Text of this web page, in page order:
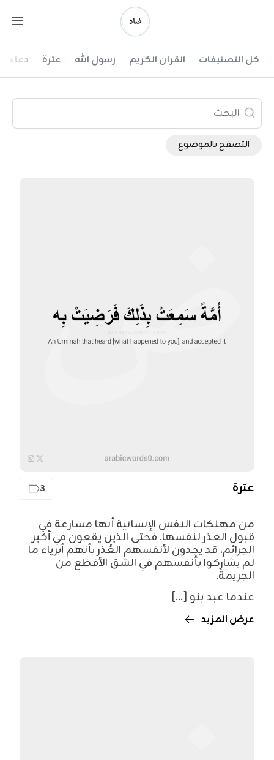
ضاد كل التصنيفات القرآن الكريم رسول الله عترة دعاء
التصفح بالموضوع
عترة 3
من مهلكات النفس الإنسانية أنها مسارعة في
قبول العذر لنفسها. فحتى الذين يقعون في أكبر
الجرائم، قد يجدون لأنفسهم العُذر بأنهم أبرياء ما
لم يشارِكوا بأنفسهم في الشق الأفظع من
الجريمة.
عندما عبد بنو [...]
عرض المزيد